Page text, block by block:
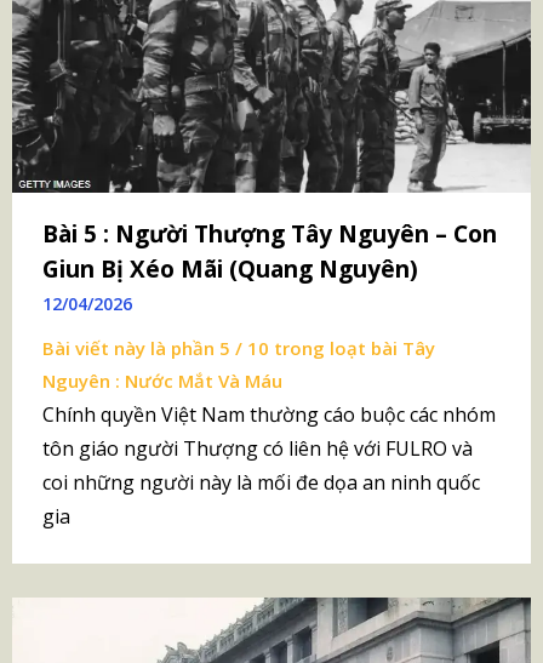
Bài 5 : Người Thượng Tây Nguyên – Con
Giun Bị Xéo Mãi (Quang Nguyên)
12/04/2026
Bài viết này là phần 5 / 10 trong loạt bài Tây
Nguyên : Nước Mắt Và Máu
Chính quyền Việt Nam thường cáo buộc các nhóm
tôn giáo người Thượng có liên hệ với FULRO và
coi những người này là mối đe dọa an ninh quốc
gia